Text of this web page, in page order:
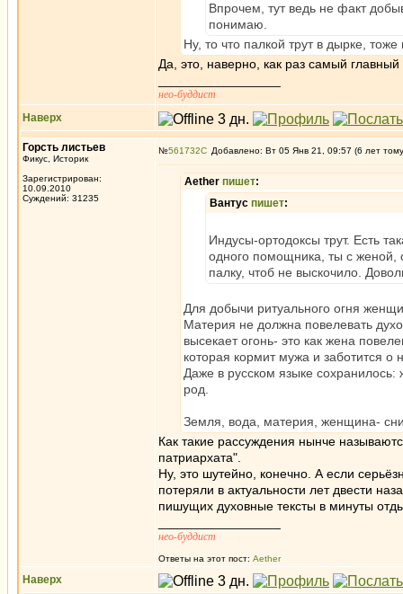
Впрочем, тут ведь не факт
понимаю.
Ну, то что палкой трут в дырке,
Да, это, наверно, как раз самый
нео-буддист
Наверх
Горсть листьев
Фикус, Историк
Зарегистрирован:
10.09.2010
Суждений: 31235
№561732 Добавлено: Вт 05 Янв 21, 09:57 (6 лет
Aether пишет:
Вантус пишет:
Индусы-ортодоксы трут. Есть
одного помощника, ты с женой,
палку, чтоб не выскочило.
Для добычи ритуального огня
Материя не должна повелевать
высекает огонь- это как жена
которая кормит мужа и заботится
Даже в русском языке
род.
Земля, вода, материя, женщина-
Как такие рассуждения нынче
патриархата".
Ну, это шутейно, конечно. А если
потеряли в актуальности лет двести
пишущих духовные тексты в минуты
нео-буддист
Ответы на этот пост: Aether
Наверх